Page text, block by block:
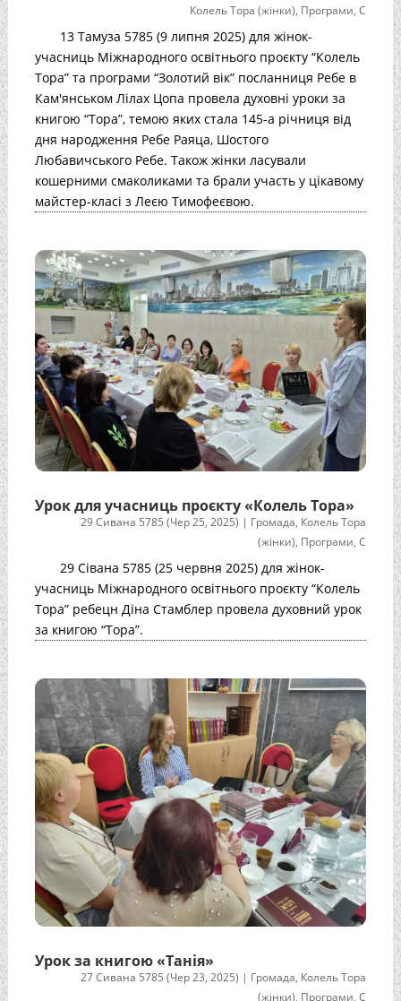
Колель Тора (жінки), Програми,С
13 Тамуза 5785 (9 липня 2025) для жінок-
учасниць Міжнародного освітнього проєкту “Колель
Тора” та програми “Золотий вік” посланниця Ребе в
Кам'янськом Лілах Цопа провела духовні уроки за
книгою “Тора”, темою яких стала 145-а річниця від
дня народження Ребе Раяца, Шостого
Любавичського Ребе. Також жінки ласували
кошерними смаколиками та брали участь у цікавому
майстер-класі з Леєю Тимофеєвою.
Урок для учасниць проєкту «Колель Тора»
29 Сивана 5785 (Чер 25, 2025) | Громада, Колель Тора
(жінки), Програми,С
29 Сівана 5785 (25 червня 2025) для жінок-
учасниць Міжнародного освітнього проєкту “Колель
Тора” ребецн Діна Стамблер провела духовний урок
за книгою “Тора”.
Урок за книгою «Танія»
27 Сивана 5785 (Чер 23, 2025) | Громада, Колель Тора
(жінки), Програми,С